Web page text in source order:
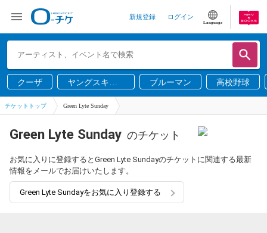
新規登録 ログイン
Language
クーザ
ヤングスキニ
ー
ブルーマン 高校野球
チケットトップ Green Lyte Sunday
Green Lyte Sunday のチケット
お気に入りに登録するとGreen Lyte Sundayのチケットに関連する最新
情報をメールでお届けいたします。
Green Lyte Sundayをお気に入り登録する